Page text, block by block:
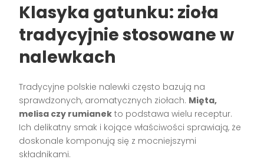
Klasyka gatunku: zioła
tradycyjnie stosowane w
nalewkach
Tradycyjne polskie nalewki często bazują na
sprawdzonych, aromatycznych ziołach. Mięta,
melisa czy rumianek to podstawa wielu receptur.
Ich delikatny smak i kojące właściwości sprawiają, że
doskonale komponują się z mocniejszymi
składnikami.